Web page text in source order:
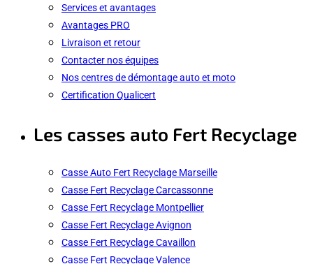
Services et avantages
Avantages PRO
Livraison et retour
Contacter nos équipes
Nos centres de démontage auto et moto
Certification Qualicert
Les casses auto Fert Recyclage
Casse Auto Fert Recyclage Marseille
Casse Fert Recyclage Carcassonne
Casse Fert Recyclage Montpellier
Casse Fert Recyclage Avignon
Casse Fert Recyclage Cavaillon
Casse Fert Recyclage Valence